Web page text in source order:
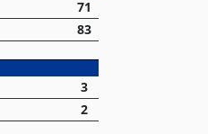
71
83
3
2